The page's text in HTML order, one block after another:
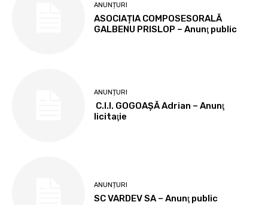
ANUNȚURI
ASOCIAȚIA COMPOSESORALĂ
GALBENU PRISLOP – Anunţ public
ANUNȚURI
C.I.I. GOGOAŞĂ Adrian – Anunţ
licitaţie
ANUNȚURI
SC VARDEV SA – Anunţ public